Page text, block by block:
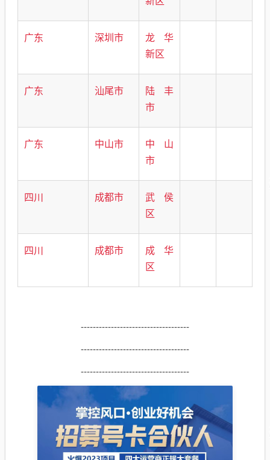
广东 深圳市
龙华
新区
广东 汕尾市
陆丰
市
广东 中山市
中山
市
四川 成都市
武侯
区
四川 成都市
成华
区
------------------------------------
------------------------------------
------------------------------------